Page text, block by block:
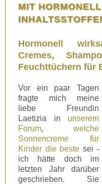
MIT
Hormonell
Cremes,
Feuchttüchern für
Vor ein paar Tagen
fragte mich meine
liebe Freundin
Laetizia in unserem
Forum,welche
Sonnencreme für
Kinder die beste sei -
ich hätte doch im
letzten Jahr darüber
geschrieben. Sie